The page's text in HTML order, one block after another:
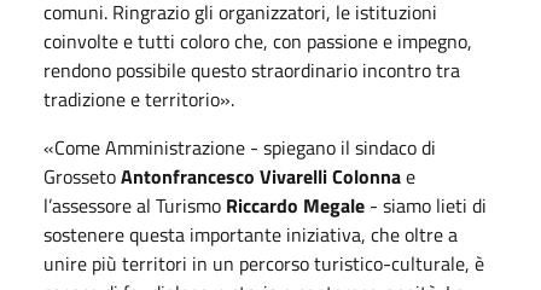
comuni. Ringrazio gli organizzatori, le istituzioni
coinvolte e tutti coloro che, con passione e impegno,
rendono possibile questo straordinario incontro tra
tradizione e territorio».
«Come Amministrazione - spiegano il sindaco di
GrossetoAntonfrancesco Vivarelli Colonnae
l’assessore al Turismo Riccardo Megale - siamo lieti di
sostenere questa importante iniziativa, che oltre a
unire più territori in un percorso turistico-culturale, è